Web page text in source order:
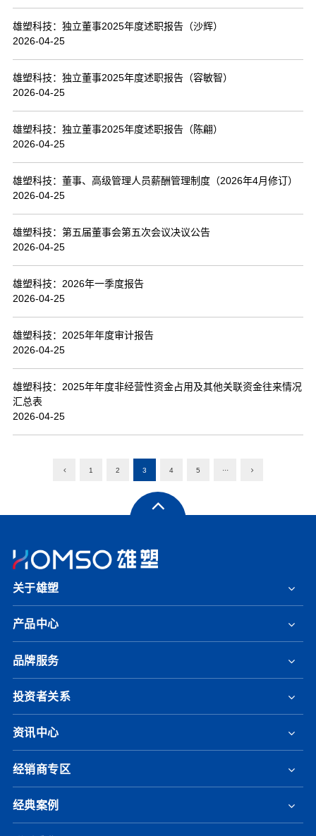
雄塑科技：独立董事2025年度述职报告（沙辉）
2026-04-25
雄塑科技：独立董事2025年度述职报告（容敏智）
2026-04-25
雄塑科技：独立董事2025年度述职报告（陈翩）
2026-04-25
雄塑科技：董事、高级管理人员薪酬管理制度（2026年4月修订）
2026-04-25
雄塑科技：第五届董事会第五次会议决议公告
2026-04-25
雄塑科技：2026年一季度报告
2026-04-25
雄塑科技：2025年年度审计报告
2026-04-25
雄塑科技：2025年年度非经营性资金占用及其他关联资金往来情况
汇总表
2026-04-25
1 2 3 4 5 ···
关于雄塑
产品中心
品牌服务
投资者关系
资讯中心
经销商专区
经典案例